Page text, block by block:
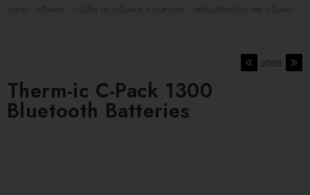
ÚVOD LYŽIARKY VLOŽKY DO LYŽIAROK A DOPLNKY PRÍSLUŠENSTVO PRE LYŽIARKY
20/35
Therm-ic C-Pack 1300
Bluetooth Batteries